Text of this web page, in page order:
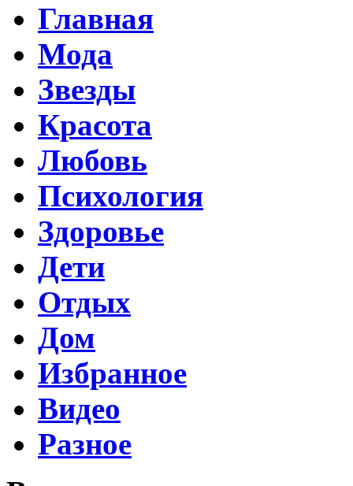
Главная
Мода
Звезды
Красота
Любовь
Психология
Здоровье
Дети
Отдых
Дом
Избранное
Видео
Разное